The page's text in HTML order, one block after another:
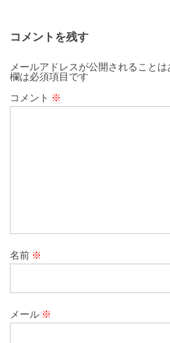
コメントを残す
メールアドレスが公開されることは
欄は必須項目です
コメント ※
名前 ※
メール ※